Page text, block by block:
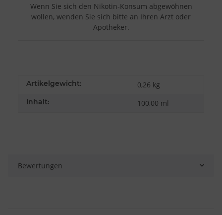
Wenn Sie sich den Nikotin-Konsum abgewöhnen
wollen, wenden Sie sich bitte an Ihren Arzt oder
Apotheker.
Artikelgewicht: 0,26 kg
Inhalt: 100,00 ml
Bewertungen